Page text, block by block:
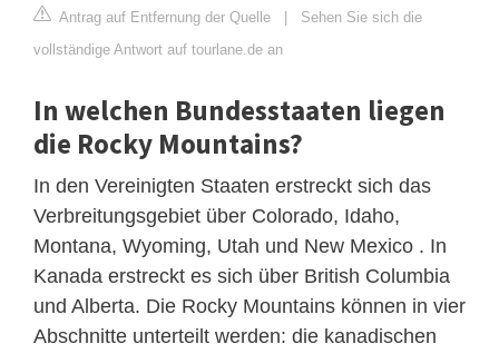
Antrag auf Entfernung der Quelle
Sehen Sie sich die
vollständige Antwort auf tourlane.de an
In welchen Bundesstaaten liegen
die Rocky Mountains?
In den Vereinigten Staaten erstreckt sich das
Verbreitungsgebiet über Colorado, Idaho,
Montana, Wyoming, Utah und New Mexico . In
Kanada erstreckt es sich über British Columbia
und Alberta. Die Rocky Mountains können in vier
Abschnitte unterteilt werden: die kanadischen